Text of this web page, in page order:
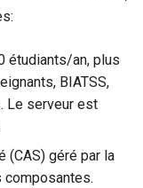
Apogée
des adresses
(BUT)
Apogée
ScoDoc
9.6
9.5
étudiants/an, plus
BIATSS,
Le serveur est
(CAS) géré par la